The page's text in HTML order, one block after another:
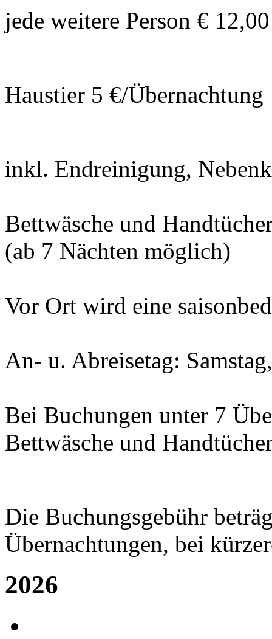
jede weitere Person €
Haustier 5 €/Übernachtung
inkl. Endreinigung,
Bettwäsche und
(ab 7 Nächten möglich)
Vor Ort wird eine
An- u. Abreisetag:
Bei Buchungen unter 7
Bettwäsche und
Die Buchungsgebühr
Übernachtungen, bei
2026